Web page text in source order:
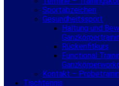
Sportabzeichen
Gesundheitssport
Haltung und
Rückenfitkurs
Functional
Kontakt –
Tischtennis